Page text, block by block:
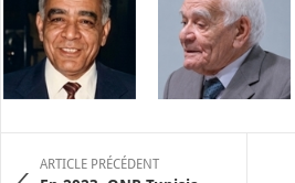
ARTICLE PRÉCÉDENT